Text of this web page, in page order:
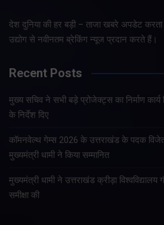
देश दुनिया की हर बड़ी – ताजा खबरे अपडेट
उद्योग से नवीनतम ब्रेकिंग न्यूज प्रदान करते हैं।
Recent Posts
मुख्य सचिव ने सभी बड़े प्रोजेक्ट्स का निर्माण
के निर्देश दिए
कॉमनवेल्थ गेम्स 2026 के उत्तराखंड के पदक
मुख्यमंत्री धामी ने किया सम्मानित
मुख्यमंत्री धामी ने उत्तराखंड क्रीड़ा विश्वविद्यालय
समीक्षा की